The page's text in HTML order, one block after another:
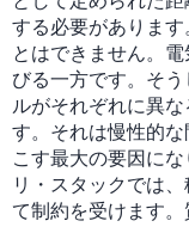
する必要がありま
とはできません。
びる一方です。そ
ルがそれぞれに異
す。それは慢性的
こす最大の要因に
リ・スタックでは
て制約を受けます